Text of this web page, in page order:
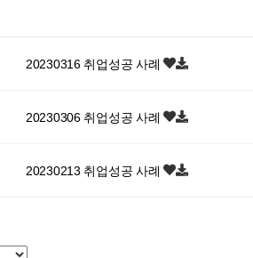
20230316 취업성공 사례
20230306 취업성공 사례
20230213 취업성공 사례